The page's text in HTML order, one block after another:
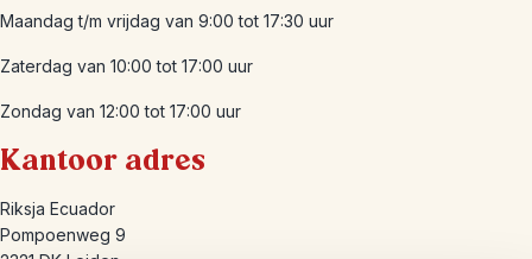
Maandag t/m vrijdag van 9:00 tot 17:30 uur
Zaterdag van 10:00 tot 17:00 uur
Zondag van 12:00 tot 17:00 uur
Kantoor adres
Riksja Ecuador
Pompoenweg 9